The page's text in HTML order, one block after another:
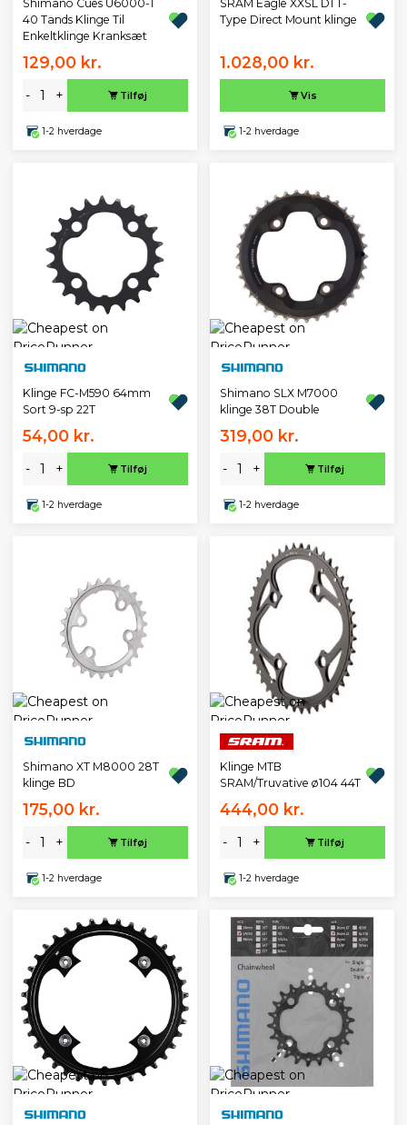
Shimano Cues U6000-1
40 Tands Klinge Til
Enkeltklinge Kranksæt
129,00 kr.
- + Tilføj
1-2 hverdage
SRAM Eagle XXSL D1 T-
Type Direct Mount klinge
1.028,00 kr.
Vis
1-2 hverdage
Klinge FC-M590 64mm
Sort 9-sp 22T
54,00 kr.
- + Tilføj
1-2 hverdage
Shimano SLX M7000
klinge 38T Double
319,00 kr.
- + Tilføj
1-2 hverdage
Shimano XT M8000 28T
klinge BD
175,00 kr.
- + Tilføj
1-2 hverdage
Klinge MTB
SRAM/Truvative ø104 44T
444,00 kr.
- + Tilføj
1-2 hverdage